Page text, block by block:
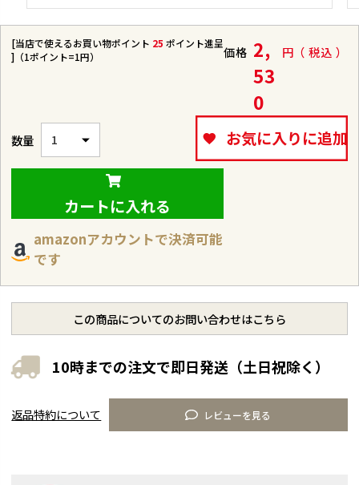
[当店で使えるお買い物ポイント 25 ポイント進呈
]（1ポイント=1円）
価格 2,
53
0
税込
お気に入りに追加
カートに入れる
amazonアカウントで決済可能
です
10時までの注文で即日発送（土日祝除く）
この商品についてのお問い合わせはこちら
レビューを見る
返品特約について